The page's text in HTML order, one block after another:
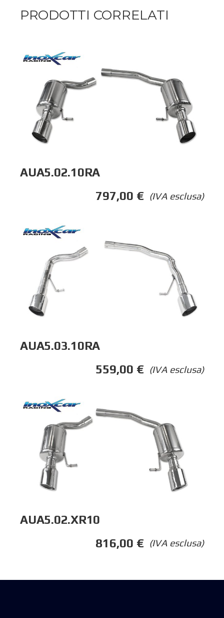
PRODOTTI CORRELATI
AUA5.02.10RA
(IVA esclusa)
797,00 €
AUA5.03.10RA
(IVA esclusa)
559,00 €
AUA5.02.XR10
(IVA esclusa)
816,00 €